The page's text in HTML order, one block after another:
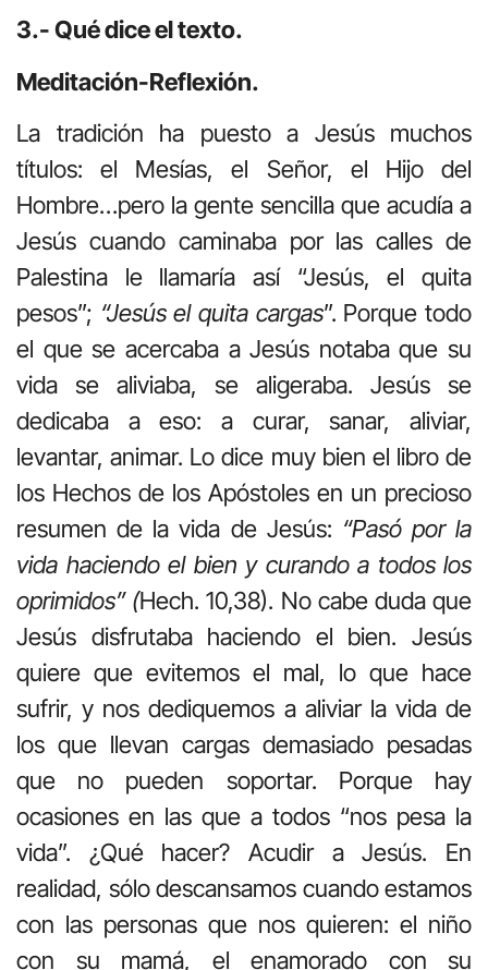
3.- Qué dice el texto.
Meditación-Reflexión.
La tradición ha puesto a Jesús muchos
títulos: el Mesías, el Señor, el Hijo del
Hombre…pero la gente sencilla que acudía a
Jesús cuando caminaba por las calles de
Palestina le llamaría así “Jesús, el quita
pesos”; “Jesús el quita cargas”. Porque todo
el que se acercaba a Jesús notaba que su
vida se aliviaba, se aligeraba. Jesús se
dedicaba a eso: a curar, sanar, aliviar,
levantar, animar. Lo dice muy bien el libro de
los Hechos de los Apóstoles en un precioso
resumen de la vida de Jesús: “Pasó por la
vida haciendo el bien y curando a todos los
oprimidos” (Hech. 10,38). No cabe duda que
Jesús disfrutaba haciendo el bien. Jesús
quiere que evitemos el mal, lo que hace
sufrir, y nos dediquemos a aliviar la vida de
los que llevan cargas demasiado pesadas
que no pueden soportar. Porque hay
ocasiones en las que a todos “nos pesa la
vida”. ¿Qué hacer? Acudir a Jesús. En
realidad, sólo descansamos cuando estamos
con las personas que nos quieren: el niño
con su mamá, el enamorado con su